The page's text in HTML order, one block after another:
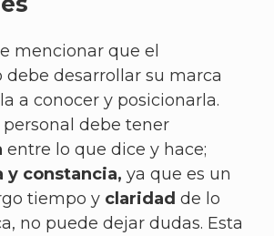
mencionar que el
desarrollar su marca
a conocer y posicionarla.
debe tener
entre lo que dice y hace;
y constancia, ya que es un
tiempo y claridad de lo
no puede dejar dudas. Esta